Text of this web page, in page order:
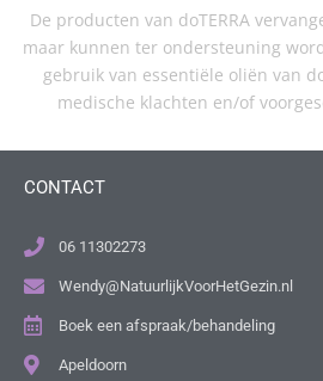
De producten van doTERRA
maar kunnen ter ondersteuning
gebruik van essentiële oliën van
medische klachten en/of
CONTACT
06 11302273
Wendy@NatuurlijkVoorHetGezin.nl
Boek een afspraak/behandeling
Apeldoorn